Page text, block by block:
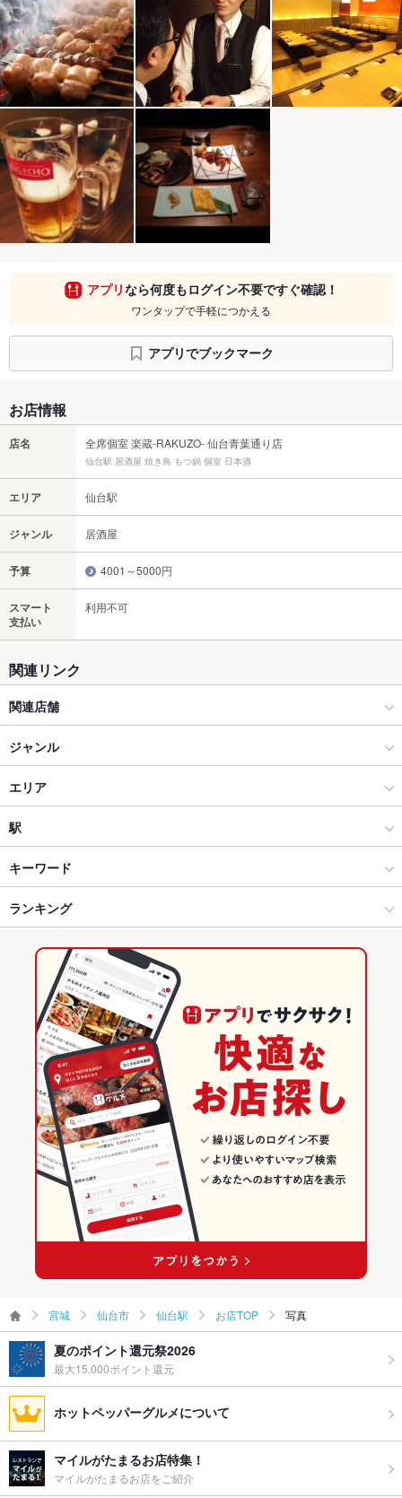
アプリなら何度もログイン不要ですぐ確認！
ワンタップで手軽につかえる
アプリでブックマーク
お店情報
店名 全席個室 楽蔵‐RAKUZO‐ 仙台青葉通り店
仙台駅 居酒屋 焼き鳥 もつ鍋 個室 日本酒
エリア 仙台駅
ジャンル 居酒屋
予算 4001～5000円
スマート
支払い
利用不可
関連リンク
関連店舗
楽蔵
カラオケ ビッグエコー 仙台青葉通り店
カラオケ ビッグエコー 仙台駅前店
カラオケ ビッグエコー 仙台一番町店
ジャンル
居酒屋
和風
仙台市 × 居酒屋
仙台市 × 和風
仙台駅 × 居酒屋
仙台駅 × 和風
和食全般
仙台市 × 和食
仙台市 × 和食全般
仙台駅 × 和食
仙台駅 × 和食全般
エリア
仙台駅
仙台駅 × 居酒屋
仙台駅 × 和風
仙台駅 × 和食
仙台駅 × 和食全般
宮城 × 居酒屋
宮城 × 和風
宮城 × 和食
宮城 × 和食全般
駅
あおば通駅
仙台駅
キーワード
からあげ にんにく料理
つくね 鶏皮 もつ鍋
チーズケーキ
ランキング
宮城のグルメランキング
宮城の居酒屋ランキング
仙台市のグルメランキング
仙台市の居酒屋ランキング
仙台駅のグルメランキング
仙台駅の居酒屋ランキング
宮城 仙台市 仙台駅 お店TOP 写真
夏のポイント還元祭2026
最大15,000ポイント還元
ホットペッパーグルメについて
マイルがたまるお店特集！
マイルがたまるお店をご紹介